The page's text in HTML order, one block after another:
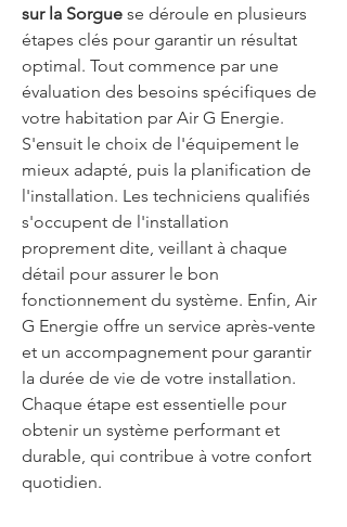
sur la Sorgue se déroule en plusieurs
étapes clés pour garantir un résultat
optimal. Tout commence par une
évaluation des besoins spécifiques de
votre habitation par Air G Energie.
S'ensuit le choix de l'équipement le
mieux adapté, puis la planification de
l'installation. Les techniciens qualifiés
s'occupent de l'installation
proprement dite, veillant à chaque
détail pour assurer le bon
fonctionnement du système. Enfin, Air
G Energie offre un service après-vente
et un accompagnement pour garantir
la durée de vie de votre installation.
Chaque étape est essentielle pour
obtenir un système performant et
durable, qui contribue à votre confort
quotidien.